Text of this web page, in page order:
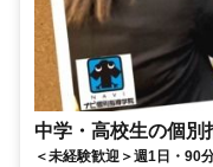
中学・高校生の個別
＜未経験歓迎＞週1日・90